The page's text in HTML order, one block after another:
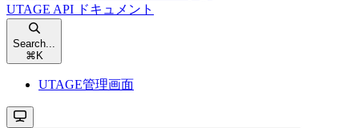
UTAGE API ドキュメント
Search...
⌘ K
UTAGE管理画面